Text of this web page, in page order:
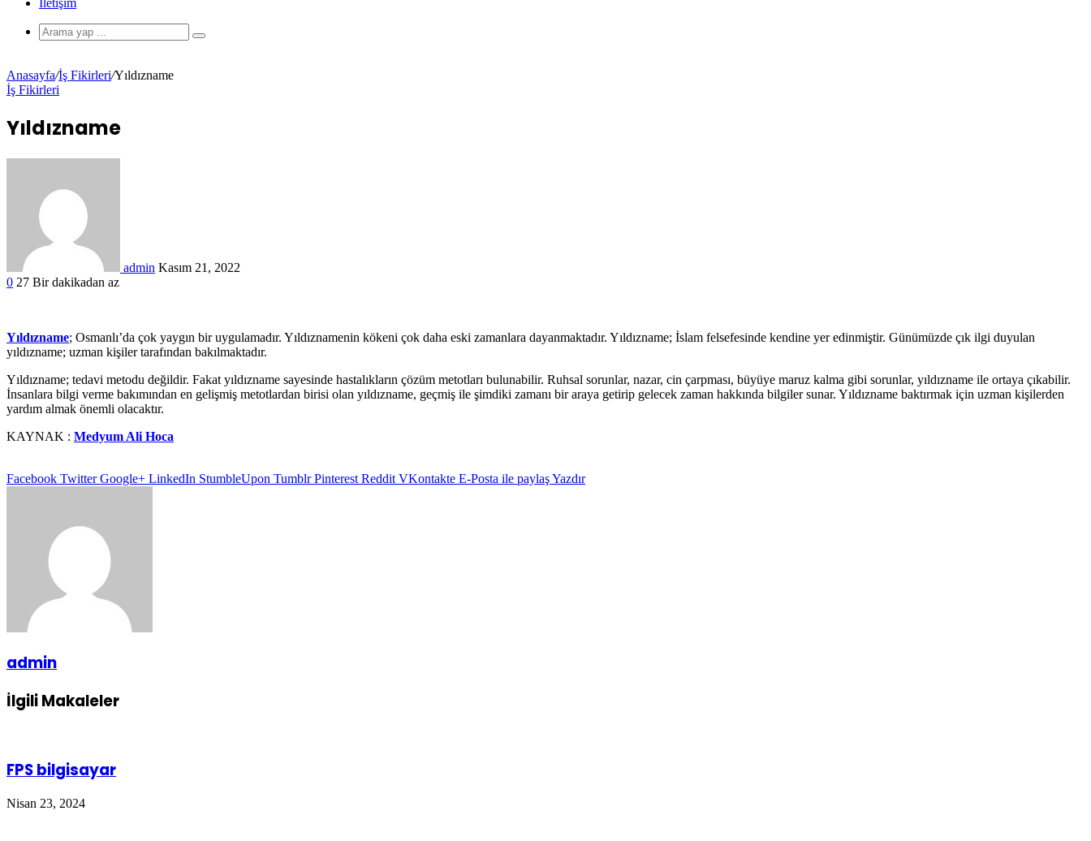
İletişim
Anasayfa/İş Fikirleri/Yıldızname
İş Fikirleri
Yıldızname
admin Kasım 21, 2022
0 27 Bir dakikadan az
Yıldızname; Osmanlı’da çok yaygın bir uygulamadır. Yıldıznamenin kökeni çok daha eski zamanlara dayanmaktadır. Yıldızname; İslam felsefesinde kendine yer edinmiştir. Günümüzde çık ilgi duyulan
yıldızname; uzman kişiler tarafından bakılmaktadır.
Yıldızname; tedavi metodu değildir. Fakat yıldızname sayesinde hastalıkların çözüm metotları bulunabilir. Ruhsal sorunlar, nazar, cin çarpması, büyüye maruz kalma gibi sorunlar, yıldızname ile ortaya çıkabilir.
İnsanlara bilgi verme bakımından en gelişmiş metotlardan birisi olan yıldızname, geçmiş ile şimdiki zamanı bir araya getirip gelecek zaman hakkında bilgiler sunar. Yıldızname baktırmak için uzman kişilerden
yardım almak önemli olacaktır.
KAYNAK : Medyum Ali Hoca
Facebook Twitter Google+ LinkedIn StumbleUpon Tumblr Pinterest Reddit VKontakte E-Posta ile paylaşYazdır
admin
İlgili Makaleler
FPS bilgisayar
Nisan 23, 2024